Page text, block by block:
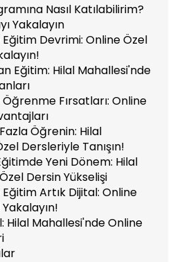
Nasıl Katılabilirim?
Yakalayın
Devrimi: Online Özel
Eğitim: Hilal Mahallesi'nde
Fırsatları: Online
Öğrenin: Hilal
Dersleriyle Tanışın!
Yeni Dönem: Hilal
Dersin Yükselişi
Artık Dijital: Online
Hilal Mahallesi'nde Online